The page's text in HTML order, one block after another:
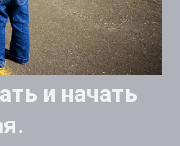
и начать